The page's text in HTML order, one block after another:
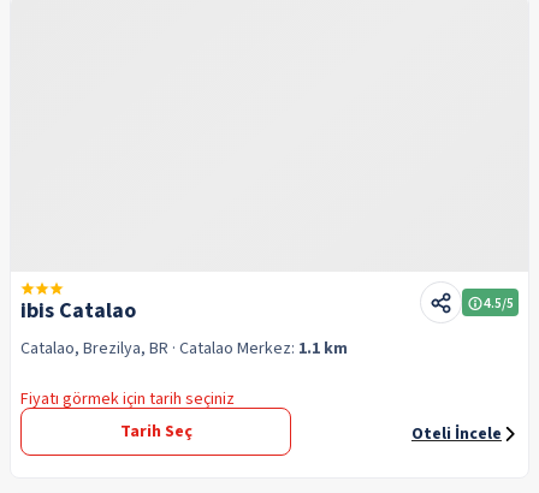
ibis Catalao 4.5/5
Catalao, Brezilya, BR · Catalao Merkez: 1.1 km
Fiyatı görmek için tarih seçiniz
Tarih Seç
Oteli İncele